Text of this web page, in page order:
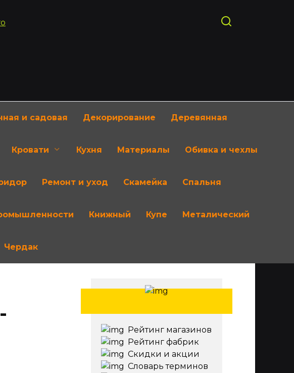
и садовая Декорирование Деревянная
Кровати Кухня Материалы Обивка и чехлы
Ремонт и уход Скамейка Спальня
Книжный Купе Металический
Чердак
Рейтинг магазинов
Рейтинг фабрик
Скидки и акции
Словарь терминов